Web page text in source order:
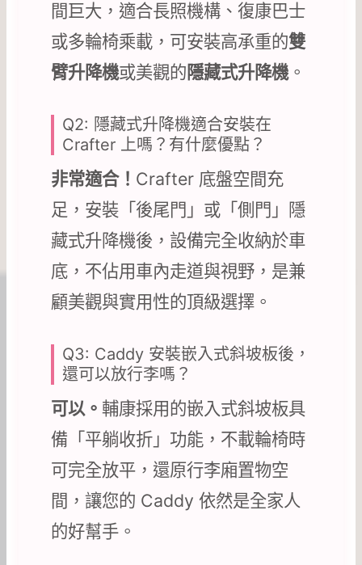
間巨大，適合長照機構、復康巴士
或多輪椅乘載，可安裝高承重的雙
臂升降機或美觀的隱藏式升降機。
Q2: 隱藏式升降機適合安裝在
Crafter 上嗎？有什麼優點？
非常適合！ Crafter 底盤空間充
足，安裝「後尾門」或「側門」隱
藏式升降機後，設備完全收納於車
底，不佔用車內走道與視野，是兼
顧美觀與實用性的頂級選擇。
Q3: Caddy 安裝嵌入式斜坡板後，
還可以放行李嗎？
可以。輔康採用的嵌入式斜坡板具
備「平躺收折」功能，不載輪椅時
可完全放平，還原行李廂置物空
間，讓您的 Caddy 依然是全家人
的好幫手。